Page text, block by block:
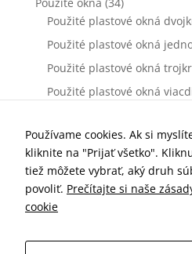
Použité plastové okná
Použité plastové okná
Použité plastové okná
Použité plastové okná
Použité plastové vchodové
Použité plastové vchodové
Príslušenstvo k oknám a
Kľučky dverové (10)
Parapety vonkajšie (19)
Používame cookies. Ak si
kliknite na "Prijať všetko".
tiež môžete vybrať, aký druh
povoliť. Prečítajte si naše
cookie